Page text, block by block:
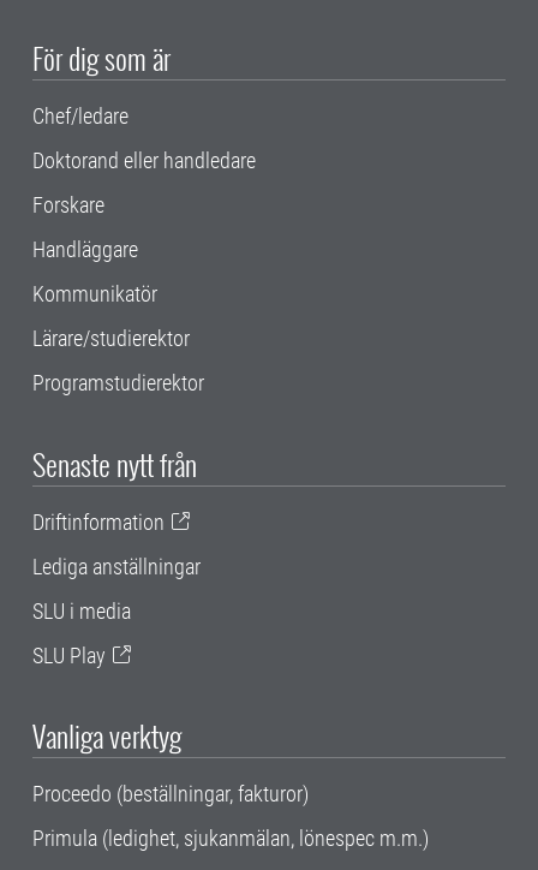
För dig som är
Chef/ledare
Doktorand eller handledare
Forskare
Handläggare
Kommunikatör
Lärare/studierektor
Programstudierektor
Senaste nytt från
Driftinformation
Lediga anställningar
SLU i media
SLU Play
Vanliga verktyg
Proceedo (beställningar, fakturor)
Primula (ledighet, sjukanmälan, lönespec m.m.)